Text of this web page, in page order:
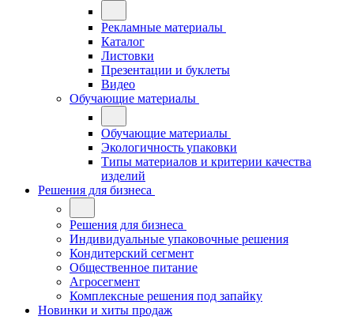
Рекламные материалы
Каталог
Листовки
Презентации и буклеты
Видео
Обучающие материалы
Обучающие материалы
Экологичность упаковки
Типы материалов и критерии качества
изделий
Решения для бизнеса
Решения для бизнеса
Индивидуальные упаковочные решения
Кондитерский сегмент
Общественное питание
Агросегмент
Комплексные решения под запайку
Новинки и хиты продаж